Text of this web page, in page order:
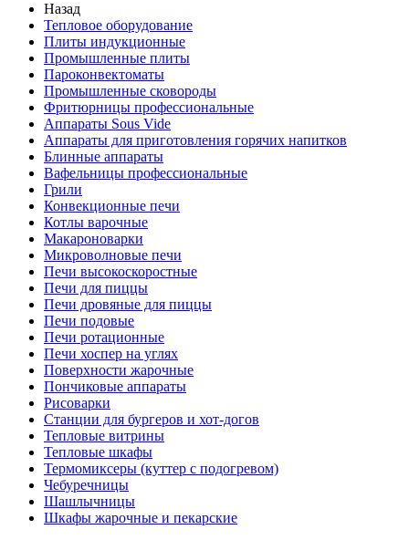
Назад
Тепловое оборудование
Плиты индукционные
Промышленные плиты
Пароконвектоматы
Промышленные сковороды
Фритюрницы профессиональные
Аппараты Sous Vide
Аппараты для приготовления горячих напитков
Блинные аппараты
Вафельницы профессиональные
Грили
Конвекционные печи
Котлы варочные
Макароноварки
Микроволновые печи
Печи высокоскоростные
Печи для пиццы
Печи дровяные для пиццы
Печи подовые
Печи ротационные
Печи хоспер на углях
Поверхности жарочные
Пончиковые аппараты
Рисоварки
Станции для бургеров и хот-догов
Тепловые витрины
Тепловые шкафы
Термомиксеры (куттер с подогревом)
Чебуречницы
Шашлычницы
Шкафы жарочные и пекарские